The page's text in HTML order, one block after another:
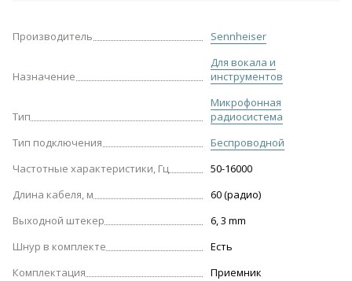
Производитель Sennheiser
Назначение
Для вокала и
инструментов
Тип
Микрофонная
радиосистема
Тип подключения
Беспроводной
Частотные характеристики, Гц
50-16000
Длина кабеля, м
60 (радио)
Выходной штекер
6, 3 mm
Шнур в комплекте
Есть
Комплектация
Приемник